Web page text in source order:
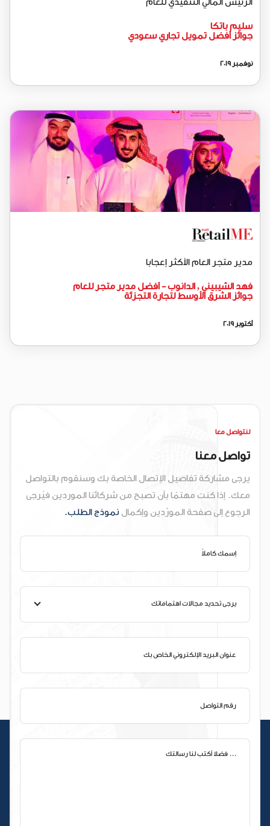
الرئيس المالي التنفيذي للعام
سليم باتكا
جوائز أفضل تمويل تجاري سعودي
نوفمبر 2019
مدير متجر العام الأكثر إعجاباً
فهد الشيبيني , الدانوب - أفضل مدير متجر للعام
جوائز الشرق الأوسط لتجارة التجزئة
أكتوبر 2019
لنتواصل معا
تواصل معنا
يرجى مشاركة تفاصيل الإتصال الخاصة بك وسنقوم بالتواصل
معك. إذا كنت مهتمًا بأن تصبح من شركائنا الموردين فيُرجى
الرجوع إلى صفحة المورّدين وإكمال نموذج الطلب.
يرجى تحديد مجالات اهتماماتك